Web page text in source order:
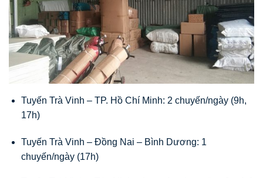
Tuyến Trà Vinh – TP. Hồ Chí Minh: 2 chuyến/ngày (9h,
17h)
Tuyến Trà Vinh – Đồng Nai – Bình Dương: 1
chuyến/ngày (17h)